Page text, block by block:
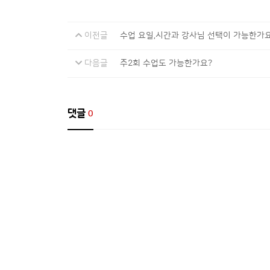
이전글 수업 요일,시간과 강사님 선택이 가능한가
다음글 주2회 수업도 가능한가요?
댓글 0